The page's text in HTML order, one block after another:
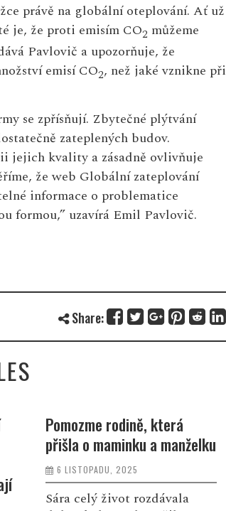
právě na globální oteplování. Ať už
je, že proti emisím CO2 můžeme
Pavlovič a upozorňuje, že
emisí CO2, než jaké vznikne při
se zpřísňují. Zbytečné plýtvání
zateplených budov.
jejich kvality a zásadně ovlivňuje
že web Globální zateplování
informace o problematice
formou,” uzavírá Emil Pavlovič.
Share:
Mezinárodní den vodíku a
palivových článků připomíná
potenciál nejlehčího prvku
ve vesmíru